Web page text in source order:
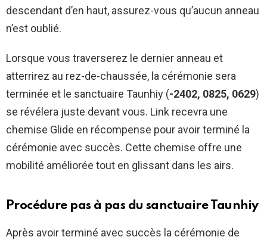
descendant d’en haut, assurez-vous qu’aucun anneau
n’est oublié.
Lorsque vous traverserez le dernier anneau et
atterrirez au rez-de-chaussée, la cérémonie sera
terminée et le sanctuaire Taunhiy (-2402, 0825, 0629)
se révélera juste devant vous. Link recevra une
chemise Glide en récompense pour avoir terminé la
cérémonie avec succès. Cette chemise offre une
mobilité améliorée tout en glissant dans les airs.
Procédure pas à pas du sanctuaire Taunhiy
Après avoir terminé avec succès la cérémonie de